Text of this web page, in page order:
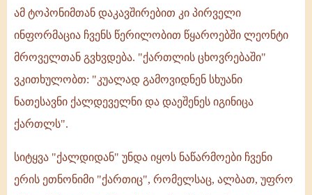
ამ ტოპონიმთან დაკავშირებით კი პირველი
ინფორმაცია ჩვენს წერილობით წყაროებში ლეონტი
მროველთან გვხვდება. "ქართლის ცხოვრებაში"
ვკითხულობთ: "კუალად გამოვიდნენ სხუანი
ნათესავნი ქალდეველნი და დაეშენეს იგინიცა
ქართლს".
სიტყვა "ქალდიდან" უნდა იყოს ნაწარმოები ჩვენი
ერის ეთნონიმი "ქართიც", რომელსაც, ალბათ, უფრო